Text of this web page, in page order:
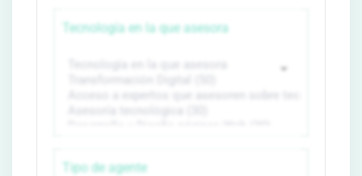
Tecnología en la que asesora
Tipo de agente